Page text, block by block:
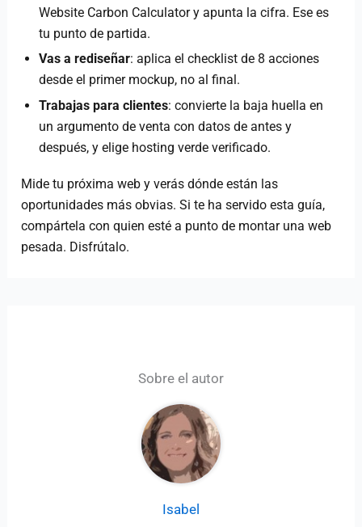
Website Carbon Calculator y apunta la cifra. Ese es
tu punto de partida.
Vas a rediseñar: aplica el checklist de 8 acciones
desde el primer mockup, no al final.
Trabajas para clientes: convierte la baja huella en
un argumento de venta con datos de antes y
después, y elige hosting verde verificado.
Mide tu próxima web y verás dónde están las
oportunidades más obvias. Si te ha servido esta guía,
compártela con quien esté a punto de montar una web
pesada. Disfrútalo.
Sobre el autor
Isabel